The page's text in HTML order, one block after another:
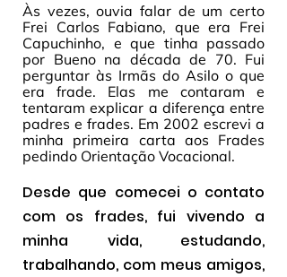
Às vezes, ouvia falar de um certo
Frei Carlos Fabiano, que era Frei
Capuchinho, e que tinha passado
por Bueno na década de 70. Fui
perguntar às Irmãs do Asilo o que
era frade. Elas me contaram e
tentaram explicar a diferença entre
padres e frades. Em 2002 escrevi a
minha primeira carta aos Frades
pedindo Orientação Vocacional.
Desde que comecei o contato
com os frades, fui vivendo a
minha vida, estudando,
trabalhando, com meus amigos,